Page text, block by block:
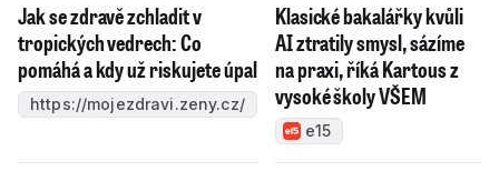
Jak se zdravě zchladit v
tropických vedrech: Co
pomáhá a kdy už riskujete úpal
https://mojezdravi.zeny.cz/
Klasické bakalářky kvůli
AI ztratily smysl, sázíme
na praxi, říká Kartous z
vysoké školy VŠEM
e15